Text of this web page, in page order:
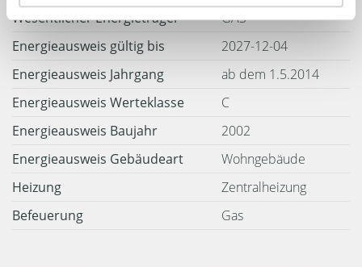
Wesentlicher Energieträger
GAS
Energieausweis gültig bis
2027-12-04
Energieausweis Jahrgang
ab dem 1.5.2014
Energieausweis Werteklasse
C
Energieausweis Baujahr
2002
Energieausweis Gebäudeart
Wohngebäude
Heizung
Zentralheizung
Befeuerung
Gas